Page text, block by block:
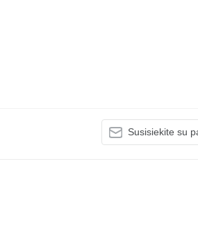
Susisiekite su